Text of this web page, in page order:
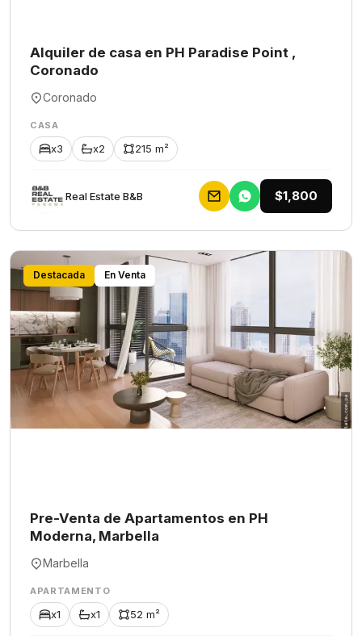
Alquiler de casa en PH Paradise Point ,
Coronado
Coronado
CASA
x3 x2 215 m²
Rеаl Еstаtе В&В $1,800
Destacada En Venta
Pre-Venta de Apartamentos en PH
Moderna, Marbella
Marbella
APARTAMENTO
x1 x1 52 m²